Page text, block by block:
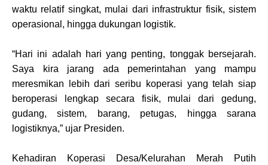
waktu relatif singkat, mulai dari infrastruktur fisik, sistem
operasional, hingga dukungan logistik.
“Hari ini adalah hari yang penting, tonggak bersejarah.
Saya kira jarang ada pemerintahan yang mampu
meresmikan lebih dari seribu koperasi yang telah siap
beroperasi lengkap secara fisik, mulai dari gedung,
gudang, sistem, barang, petugas, hingga sarana
logistiknya,” ujar Presiden.
Kehadiran Koperasi Desa/Kelurahan Merah Putih